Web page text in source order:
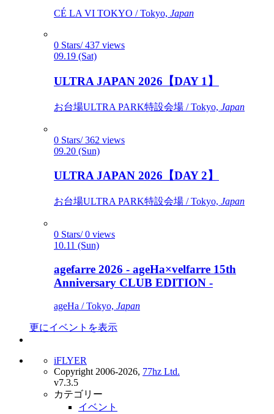
CÉ LA VI TOKYO / Tokyo, Japan
0 Stars/ 437 views
09.19 (Sat)
ULTRA JAPAN 2026【DAY 1】
お台場ULTRA PARK特設会場 / Tokyo, Japan
0 Stars/ 362 views
09.20 (Sun)
ULTRA JAPAN 2026【DAY 2】
お台場ULTRA PARK特設会場 / Tokyo, Japan
0 Stars/ 0 views
10.11 (Sun)
agefarre 2026 - ageHa×velfarre 15th
Anniversary CLUB EDITION -
ageHa / Tokyo, Japan
更にイベントを表示
iFLYER
Copyright 2006-2026, 77hz Ltd.
v7.3.5
カテゴリー
イベント